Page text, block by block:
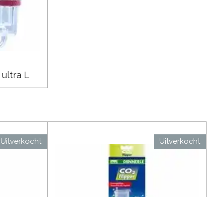
ultra L
Uitverkocht Uitverkocht